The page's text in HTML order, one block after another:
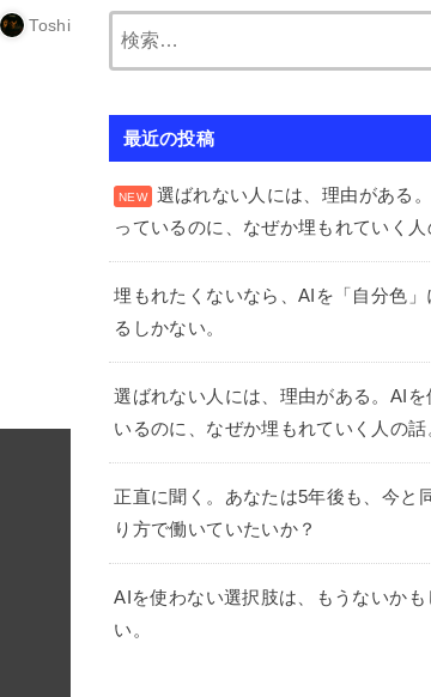
Toshi
最近の投稿
選ばれない人には、理由がある
っているのに、なぜか埋もれていく人
埋もれたくないなら、AIを「自分色」
るしかない。
選ばれない人には、理由がある。AIを
いるのに、なぜか埋もれていく人の話
正直に聞く。あなたは5年後も、今と
り方で働いていたいか？
AIを使わない選択肢は、もうないかも
い。